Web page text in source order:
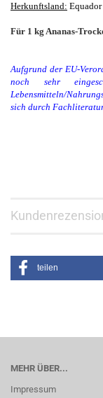
Herkunftsland: Equador
Für 1 kg Ananas-
Aufgrund der EU-
noch sehr
Lebensmitteln/
sich durch
teilen
MEHR ÜBER...
Impressum